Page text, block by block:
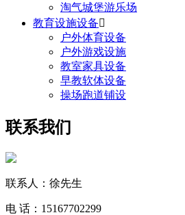
淘气城堡游乐场
教育设施设备
户外体育设备
户外游戏设施
教室家具设备
早教软体设备
操场跑道铺设
联系我们
联系人：徐先生
电 话：15167702299